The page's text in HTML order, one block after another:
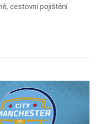
cestovní pojištění